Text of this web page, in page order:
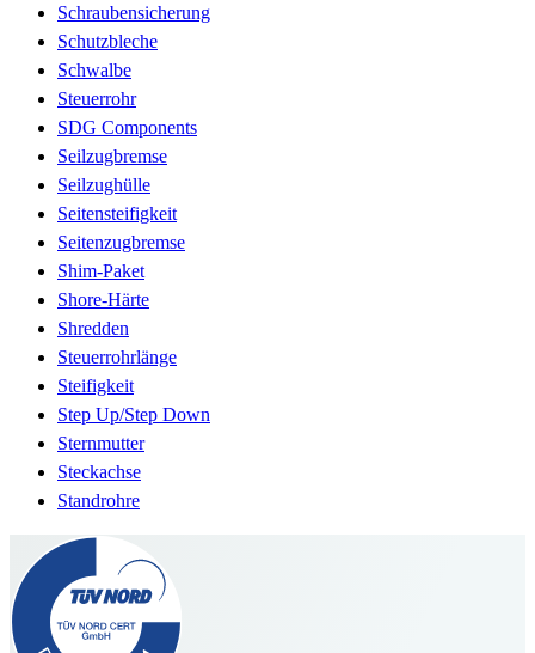
Schraubensicherung
Schutzbleche
Schwalbe
Steuerrohr
SDG Components
Seilzugbremse
Seilzughülle
Seitensteifigkeit
Seitenzugbremse
Shim-Paket
Shore-Härte
Shredden
Steuerrohrlänge
Steifigkeit
Step Up/Step Down
Sternmutter
Steckachse
Standrohre